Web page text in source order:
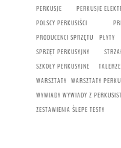
PERKUSJE
PERKUSJE
POLSCY PERKUSIŚCI
PRODUCENCI SPRZĘTU
PŁYTY
SPRZĘT PERKUSYJNY
SZKOŁY PERKUSYJNE
WARSZTATY WARSZTATY
WYWIADY WYWIADY Z
ZESTAWIENIA ŚLEPE TESTY